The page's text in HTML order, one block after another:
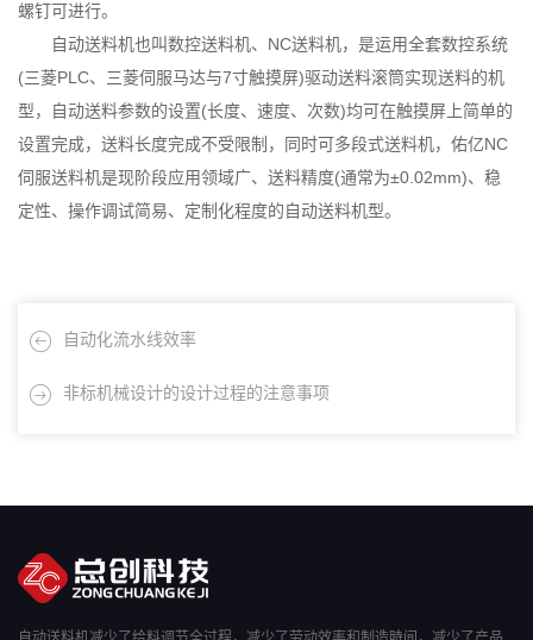
螺钉可进行。
自动送料机也叫数控送料机、NC送料机，是运用全套数控系统
(三菱PLC、三菱伺服马达与7寸触摸屏)驱动送料滚筒实现送料的机
型，自动送料参数的设置(长度、速度、次数)均可在触摸屏上简单的
设置完成，送料长度完成不受限制，同时可多段式送料机，佑亿NC
伺服送料机是现阶段应用领域广、送料精度(通常为±0.02mm)、稳
定性、操作调试简易、定制化程度的自动送料机型。
自动化流水线效率
非标机械设计的设计过程的注意事项